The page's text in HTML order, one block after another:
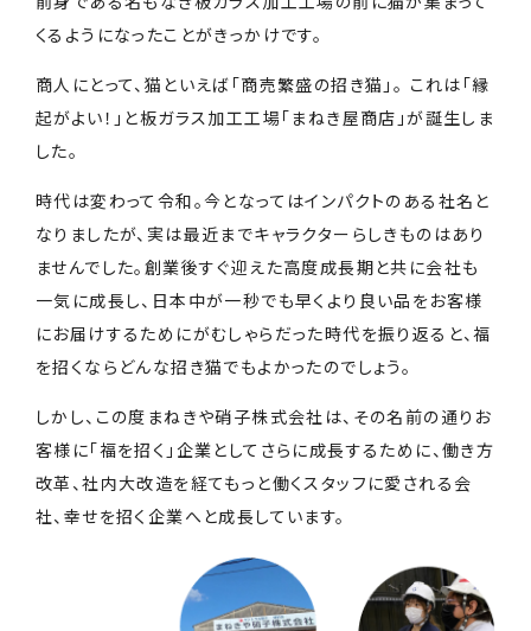
くるようになったことがきっかけです。
商人にとって、猫といえば「商売繁盛の招き猫」。 これは「縁
起がよい！」と板ガラス加工工場「まねき屋商店」が誕生しま
した。
時代は変わって令和。今となってはインパクトのある社名と
なりましたが、実は最近までキャラクターらしきものはあり
ませんでした。創業後すぐ迎えた高度成長期と共に会社も
一気に成長し、日本中が一秒でも早くより良い品をお客様
にお届けするためにがむしゃらだった時代を振り返ると、福
を招くならどんな招き猫でもよかったのでしょう。
しかし、この度まねきや硝子株式会社は、その名前の通りお
客様に「福を招く」企業としてさらに成長するために、働き方
改革、社内大改造を経てもっと働くスタッフに愛される会
社、幸せを招く企業へと成長しています。